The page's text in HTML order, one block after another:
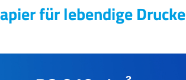
für lebendige Drucke